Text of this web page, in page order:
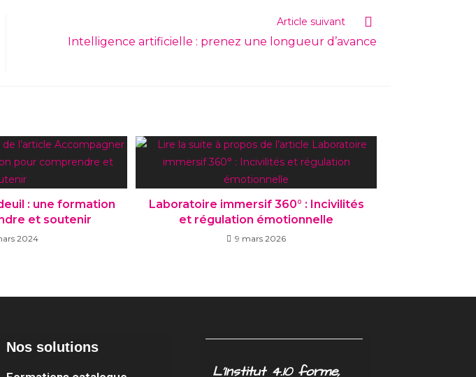
Article suivant
Intelligence artificielle : prenez une longueur d’avance
: une formation
et soutenir
2024
Laboratoire immersif 360° : Incivilités
et régulation émotionnelle
9 mars 2026
Nos solutions
L’Institut 4.10 forme,